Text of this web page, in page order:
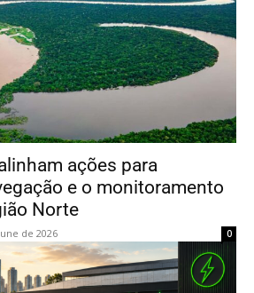
ações para
e o monitoramento
Norte
de 2026 0